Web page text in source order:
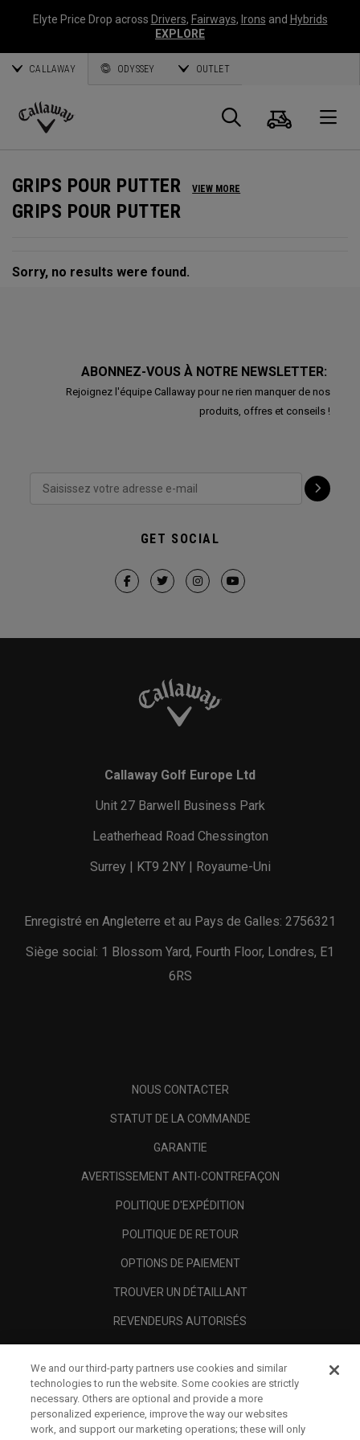
Elyte Price Drop across Drivers, Fairways, Irons and Hybrids
EXPLORE
CALLAWAY ODYSSEY OUTLET
Callaway
Panier
GRIPS POUR PUTTER VIEW MORE
GRIPS POUR PUTTER
Sorry, no results were found.
ABONNEZ-VOUS À NOTRE NEWSLETTER:
Rejoignez l'équipe Callaway pour ne rien manquer de nos
produits, offres et conseils !
GET SOCIAL
Callaway Golf Europe Ltd
Unit 27 Barwell Business Park
Leatherhead Road Chessington
Surrey | KT9 2NY | Royaume-Uni
Enregistré en Angleterre et au Pays de Galles: 2756321
Siège social: 1 Blossom Yard, Fourth Floor, Londres, E1
6RS
NOUS CONTACTER
STATUT DE LA COMMANDE
GARANTIE
AVERTISSEMENT ANTI-CONTREFAÇON
POLITIQUE D'EXPÉDITION
POLITIQUE DE RETOUR
OPTIONS DE PAIEMENT
TROUVER UN DÉTAILLANT
REVENDEURS AUTORISÉS
A PROPOS
MENTIONS LÉGALES
We and our third-party partners use cookies and similar
technologies to run the website. Some cookies are strictly
necessary. Others are optional and provide a more
personalized experience, improve the way our websites
work, and support our marketing operations; these will only